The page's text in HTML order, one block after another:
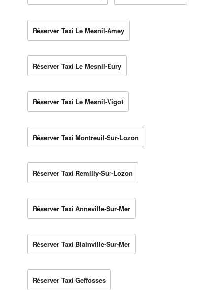
Réserver Taxi Le Mesnil-Amey
Réserver Taxi Le Mesnil-Eury
Réserver Taxi Le Mesnil-Vigot
Réserver Taxi Montreuil-Sur-Lozon
Réserver Taxi Remilly-Sur-Lozon
Réserver Taxi Anneville-Sur-Mer
Réserver Taxi Blainville-Sur-Mer
Réserver Taxi Geffosses